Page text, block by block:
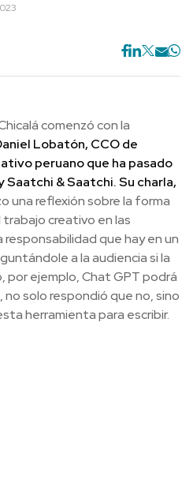
comenzó con la
Lobatón, CCO de
peruano que ha pasado
Saatchi & Saatchi. Su charla,
una reflexión sobre la forma
creativo en las
que hay en un
a la audiencia si la
por ejemplo, Chat GPT podrá
no solo respondió que no, sino
herramienta para escribir.